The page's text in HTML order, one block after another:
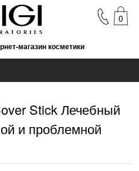
магазин косметики
0
Stick Лечебный
и проблемной